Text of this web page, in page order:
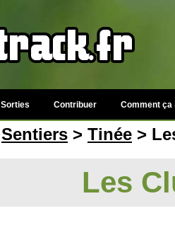
Sorties Contribuer Comment ça
Sentiers > Tinée >
Les